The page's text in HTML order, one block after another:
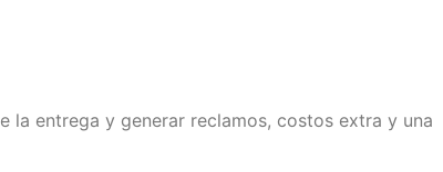
la entrega y generar reclamos, costos extra y una